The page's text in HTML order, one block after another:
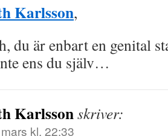
Karlsson,
du är enbart en genital
ens du själv…
Karlssonskriver:
kl. 22:33